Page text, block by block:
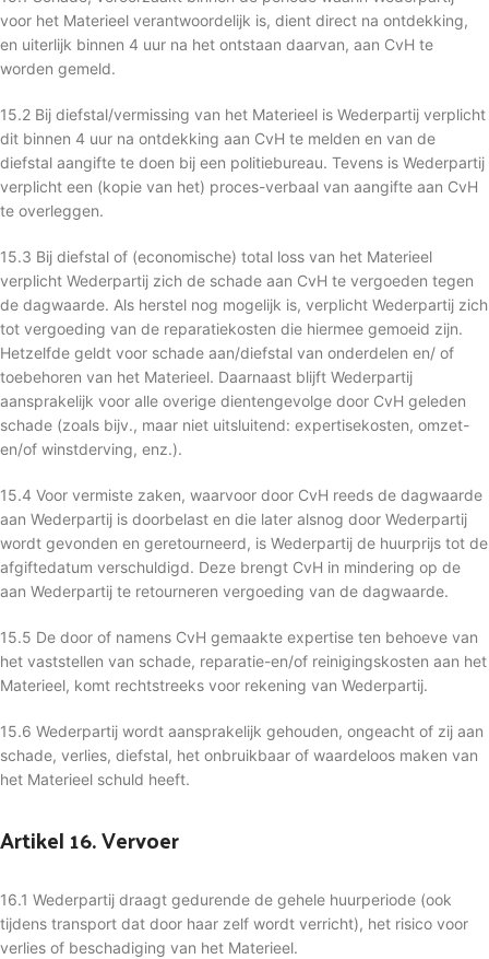
voor het Materieel verantwoordelijk is, dient direct na ontdekking,
en uiterlijk binnen 4 uur na het ontstaan daarvan, aan CvH te
worden gemeld.
15.2 Bij diefstal/vermissing van het Materieel is Wederpartij verplicht
dit binnen 4 uur na ontdekking aan CvH te melden en van de
diefstal aangifte te doen bij een politiebureau. Tevens is Wederpartij
verplicht een (kopie van het) proces-verbaal van aangifte aan CvH
te overleggen.
15.3 Bij diefstal of (economische) total loss van het Materieel
verplicht Wederpartij zich de schade aan CvH te vergoeden tegen
de dagwaarde. Als herstel nog mogelijk is, verplicht Wederpartij zich
tot vergoeding van de reparatiekosten die hiermee gemoeid zijn.
Hetzelfde geldt voor schade aan/diefstal van onderdelen en/ of
toebehoren van het Materieel. Daarnaast blijft Wederpartij
aansprakelijk voor alle overige dientengevolge door CvH geleden
schade (zoals bijv., maar niet uitsluitend: expertisekosten, omzet-
en/of winstderving, enz.).
15.4 Voor vermiste zaken, waarvoor door CvH reeds de dagwaarde
aan Wederpartij is doorbelast en die later alsnog door Wederpartij
wordt gevonden en geretourneerd, is Wederpartij de huurprijs tot de
afgiftedatum verschuldigd. Deze brengt CvH in mindering op de
aan Wederpartij te retourneren vergoeding van de dagwaarde.
15.5 De door of namens CvH gemaakte expertise ten behoeve van
het vaststellen van schade, reparatie-en/of reinigingskosten aan het
Materieel, komt rechtstreeks voor rekening van Wederpartij.
15.6 Wederpartij wordt aansprakelijk gehouden, ongeacht of zij aan
schade, verlies, diefstal, het onbruikbaar of waardeloos maken van
het Materieel schuld heeft.
Artikel 16. Vervoer
16.1 Wederpartij draagt gedurende de gehele huurperiode (ook
tijdens transport dat door haar zelf wordt verricht), het risico voor
verlies of beschadiging van het Materieel.